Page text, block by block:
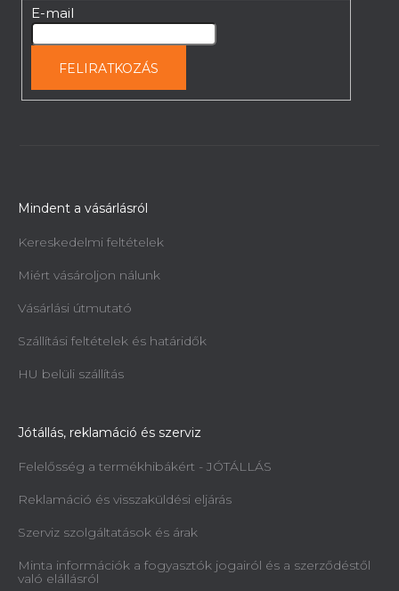
E-mail
FELIRATKOZÁS
Mindent a vásárlásról
Kereskedelmi feltételek
Miért vásároljon nálunk
Vásárlási útmutató
Szállítási feltételek és határidők
HU belüli szállítás
Jótállás, reklamáció és szerviz
Felelősség a termékhibákért - JÓTÁLLÁS
Reklamáció és visszaküldési eljárás
Szerviz szolgáltatások és árak
Minta információk a fogyasztók jogairól és a szerződéstől
való elállásról